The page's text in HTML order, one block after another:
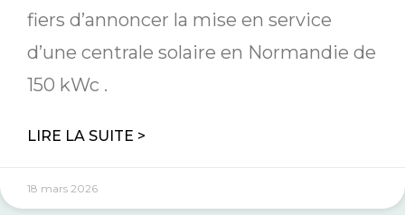
fiers d’annoncer la mise en service
d’une centrale solaire en Normandie de
150 kWc .
LIRE LA SUITE >
18 mars 2026